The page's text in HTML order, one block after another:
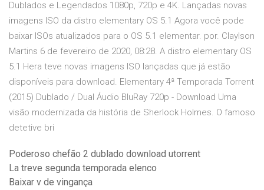
Dublados e Legendados 1080p, 720p e 4K. Lançadas novas
imagens ISO da distro elementary OS 5.1 Agora você pode
baixar ISOs atualizados para o OS 5.1 elementar. por. Claylson
Martins 6 de fevereiro de 2020, 08:28. A distro elementary OS
5.1 Hera teve novas imagens ISO lançadas que já estão
disponíveis para download. Elementary 4ª Temporada Torrent
(2015) Dublado / Dual Áudio BluRay 720p - Download Uma
visão modernizada da história de Sherlock Holmes. O famoso
detetive bri
Poderoso chefão 2 dublado download utorrent
La treve segunda temporada elenco
Baixar v de vingança